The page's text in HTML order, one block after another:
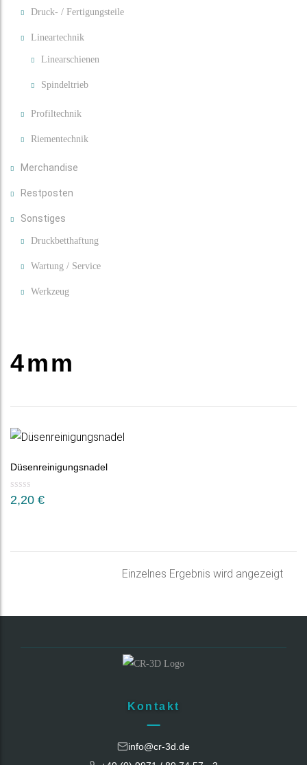
Druck- / Fertigungsteile
Lineartechnik
Linearschienen
Spindeltrieb
Profiltechnik
Riementechnik
Merchandise
Restposten
Sonstiges
Druckbetthaftung
Wartung / Service
Werkzeug
4mm
Düsenreinigungsnadel
2,20 €
Einzelnes Ergebnis wird angezeigt
Kontakt
info@cr-3d.de